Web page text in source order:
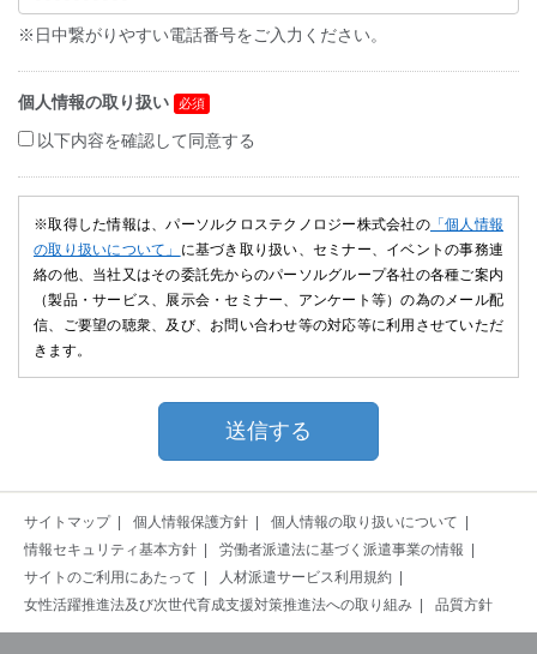
※日中繋がりやすい電話番号をご入力ください。
個人情報の取り扱い
以下内容を確認して同意する
※取得した情報は、パーソルクロステクノロジー株式会社の「個人情報
の取り扱いについて」
に基づき取り扱い、セミナー、イベントの事務連
絡の他、当社又はその委託先からのパーソルグループ各社の各種ご案内
（製品・サービス、展示会・セミナー、アンケート等）の為のメール配
信、ご要望の聴衆、及び、お問い合わせ等の対応等に利用させていただ
きます。
サイトマップ 個人情報保護方針
個人情報の取り扱いについて
情報セキュリティ基本方針
労働者派遣法に基づく派遣事業の情報
サイトのご利用にあたって
人材派遣サービス利用規約
女性活躍推進法及び次世代育成支援対策推進法への取り組み
品質方針